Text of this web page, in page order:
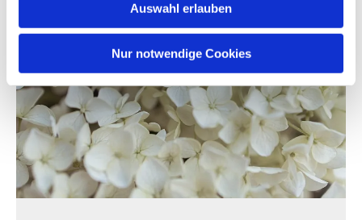
Auswahl erlauben
Nur notwendige Cookies